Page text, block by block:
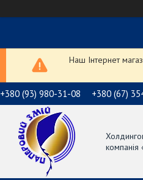
Наш Інтернет
+380 (93) 980-31-08 +380 (67)
компанія